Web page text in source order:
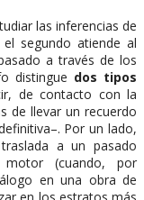
las inferencias de
segundo atiende al
a través de los
distingue dos tipos
de contacto con la
de llevar un recuerdo
Por un lado,
a un pasado
motor (cuando, por
en una obra de
en los estratos más